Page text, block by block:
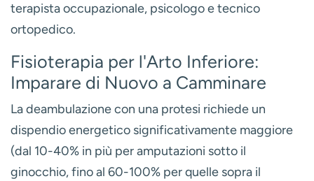
terapista occupazionale, psicologo e tecnico
ortopedico.
Fisioterapia per l'Arto Inferiore:
Imparare di Nuovo a Camminare
La deambulazione con una protesi richiede un
dispendio energetico significativamente maggiore
(dal 10-40% in più per amputazioni sotto il
ginocchio, fino al 60-100% per quelle sopra il